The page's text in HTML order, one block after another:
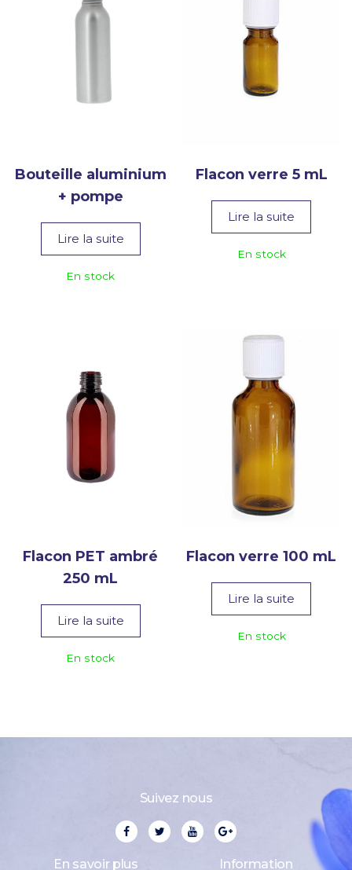
Bouteille aluminium
+ pompe
Lire la suite
En stock
Flacon verre 5 mL
Lire la suite
En stock
Flacon PET ambré
250 mL
Lire la suite
En stock
Flacon verre 100 mL
Lire la suite
En stock
Suivez nous
En savoir plus Information